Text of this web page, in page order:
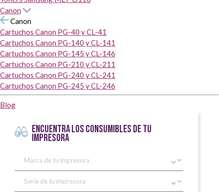
Canon
Canon
Cartuchos Canon PG-40 y CL-41
Cartuchos Canon PG-140 y CL-141
Cartuchos Canon PG-145 y CL-146
Cartuchos Canon PG-210 y CL-211
Cartuchos Canon PG-240 y CL-241
Cartuchos Canon PG-245 y CL-246
Blog
ENCUENTRA LOS CONSUMIBLES DE TU
IMPRESORA